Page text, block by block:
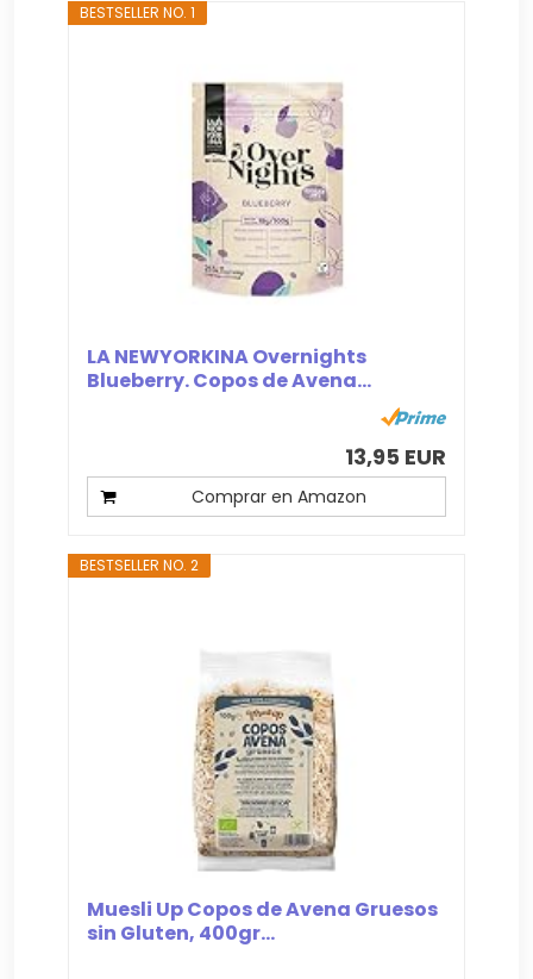
BESTSELLER NO. 1
LA NEWYORKINA Overnights
Blueberry. Copos de Avena...
13,95 EUR
Comprar en Amazon
BESTSELLER NO. 2
Muesli Up Copos de Avena Gruesos
sin Gluten, 400gr...